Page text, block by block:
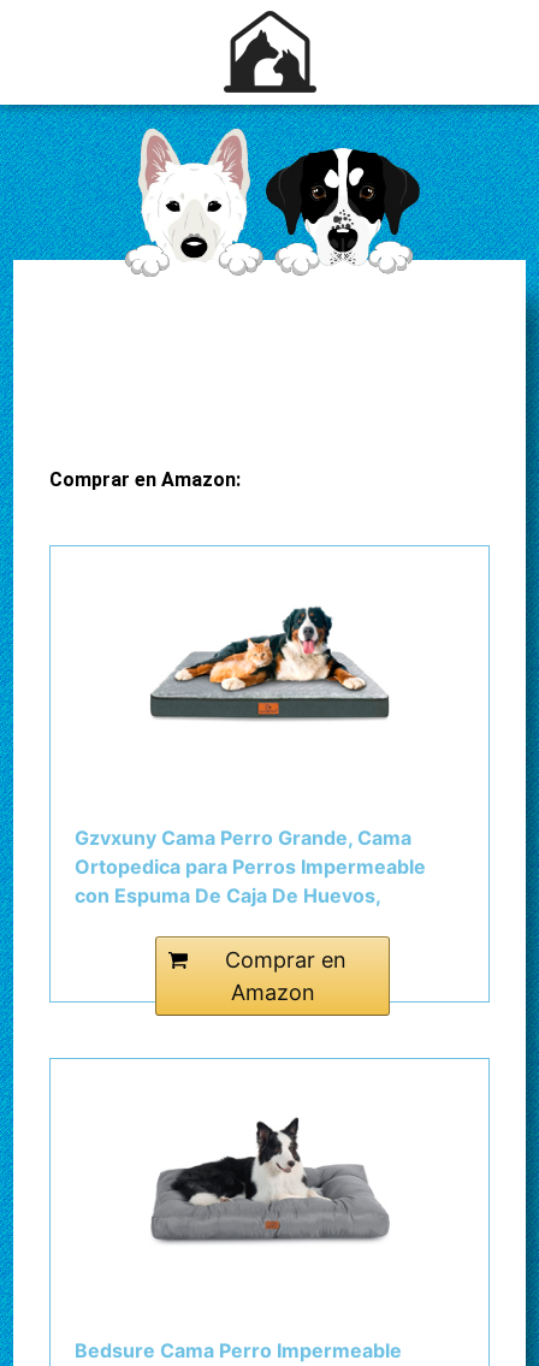
Comprar en Amazon:
Gzvxuny Cama Perro Grande, Cama
Ortopedica para Perros Impermeable
con Espuma De Caja De Huevos,
Desenfundable, Antideslizante, Gris
XL(104x74x10cm)
Comprar en
Amazon
Bedsure Cama Perro Impermeable